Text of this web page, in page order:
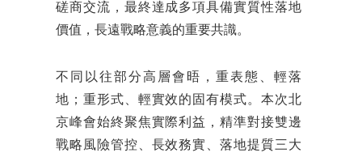
磋商交流，最終達成多項具備實質性落地
價值，長遠戰略意義的重要共識。
不同以往部分高層會晤，重表態、輕落
地；重形式、輕實效的固有模式。本次北
京峰會始終聚焦實際利益，精準對接雙邊
戰略風險管控、長效務實、落地提質三大